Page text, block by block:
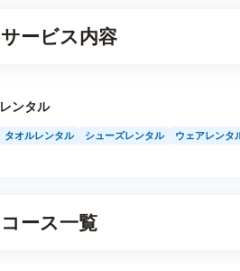
サービス内容
レンタル
タオルレンタル シューズレンタル ウェアレンタ
コース一覧